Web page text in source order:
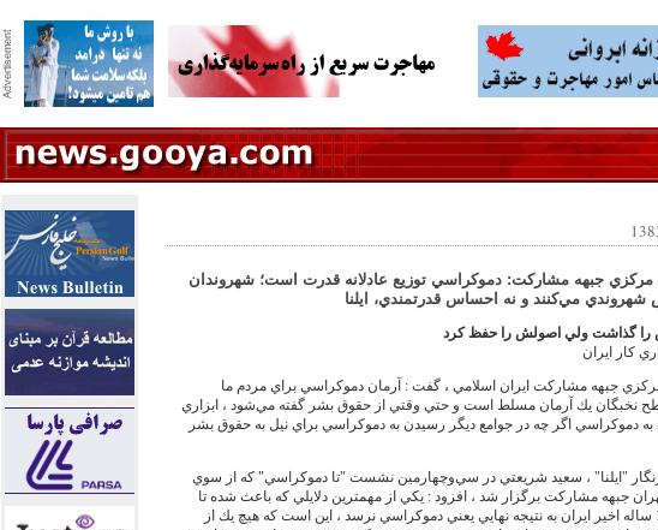
جبهه مشاركت: دموكراسي توزيع عادلانه قدرت است؛ شهروندان
مي‌‏كنند و نه احساس قدرتمندي، ايلنا
را گذاشت ولي اصولش را حفظ كرد
كار ايران
جبهه مشاركت ايران اسلامي ، گفت : آرمان دموكراسي براي مردم ما
نخبگان يك آرمان مسلط است و حتي وقتي از حقوق بشر گفته مي‌‏شود ، ابزاري
به دموكراسي اگر چه در جوامع ديگر رسيدن به دموكراسي براي نيل به حقوق بشر
"ايلنا" ، سعيد شريعتي در سي‌‏وچهارمين نشست "تا دموكراسي" كه از سوي
جبهه مشاركت برگزار شد ، افزود : يكي از مهمترين دلايلي كه باعث شده تا
جنبش‌‏هاي 150 ساله اخير ايران به نتيجه نهايي يعني دموكراسي نرسد ، اين است كه هيچ يك از